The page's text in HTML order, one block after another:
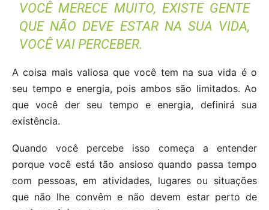
VOCÊ MERECE MUITO, EXISTE GENTE
QUE NÃO DEVE ESTAR NA SUA VIDA,
VOCÊ VAI PERCEBER.
A coisa mais valiosa que você tem na sua vida é o
seu tempo e energia, pois ambos são limitados. Ao
que você der seu tempo e energia, definirá sua
existência.
Quando você percebe isso começa a entender
porque você está tão ansioso quando passa tempo
com pessoas, em atividades, lugares ou situações
que não lhe convêm e não devem estar perto de